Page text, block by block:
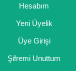
Hesabım
Yeni Üyelik
Üye Girişi
Şifremi Unuttum